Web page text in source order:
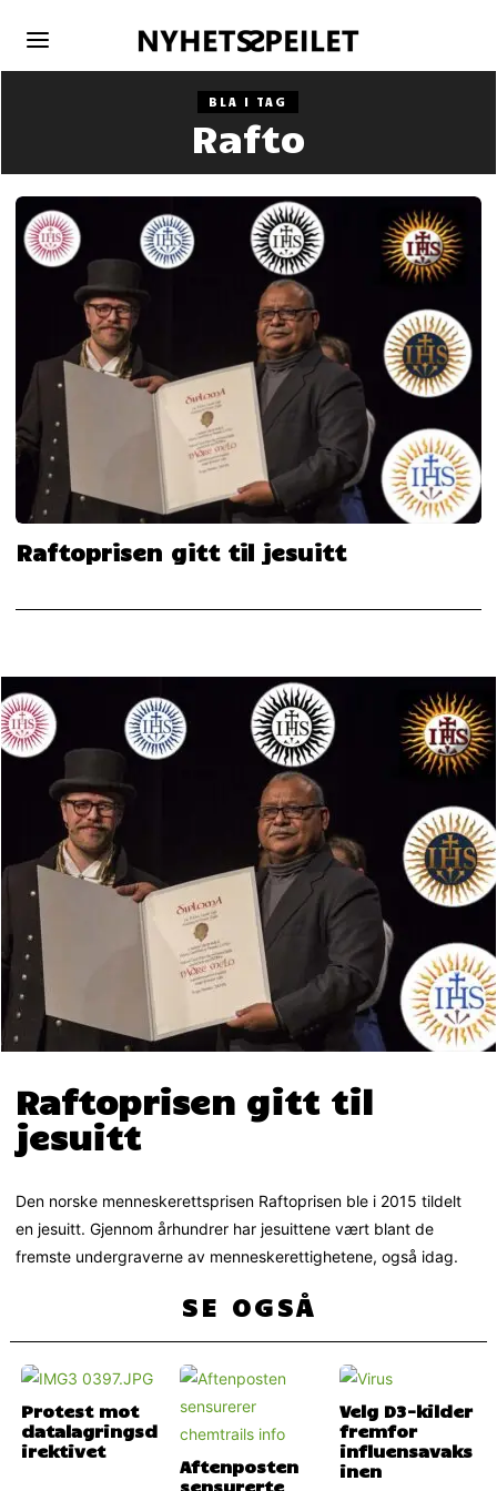
BLA I TAG
Rafto
Raftoprisen gitt til jesuitt
Raftoprisen gitt til
jesuitt
Den norske menneskerettsprisen Raftoprisen ble i 2015 tildelt
en jesuitt. Gjennom århundrer har jesuittene vært blant de
fremste undergraverne av menneskerettighetene, også idag.
SE OGSÅ
Protest mot
datalagringsd
irektivet
Aftenposten
sensurerte
Velg D3-kilder
fremfor
influensavaks
inen